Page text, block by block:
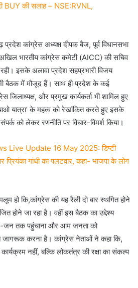
BUY की सलाह – NSE:RVNL,
कांग्रेस अध्यक्ष दीपक बैज, पूर्व विधानसभा
भारतीय कांग्रेस कमेटी (AICC) की सचिव
इसके अलावा प्रदेश सहप्रभारी विजय
बैठक में मौजूद हैं। साथ ही प्रदेश के कई
जिलाध्यक्ष, और प्रमुख कार्यकर्ता भी शामिल हुए
यात्रा’ के महत्व को रेखांकित करते हुए इसके
को लेकर रणनीति पर विचार-विमर्श किया।
Live Update 16 May 2025: डिप्टी
प्रियंका गांधी का पलटवार, कहा- भाजपा के लोग
हो कि,कांग्रेस की यह रैली दो बार स्थगित होने
होने जा रहा है। वहीं इस बैठक का उद्देश्य
जन तक पहुंचाना और आम जनता को
जागरूक करना है। कांग्रेस नेताओं ने कहा कि,
नहीं, बल्कि लोकतंत्र की रक्षा का संकल्प